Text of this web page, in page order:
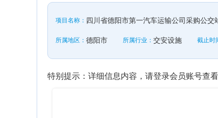
项目名称： 四川省德阳市第一汽车运输公司采购公交
所属地区： 德阳市 所属行业： 交安设施 截止时
特别提示：详细信息内容，请登录会员账号查看